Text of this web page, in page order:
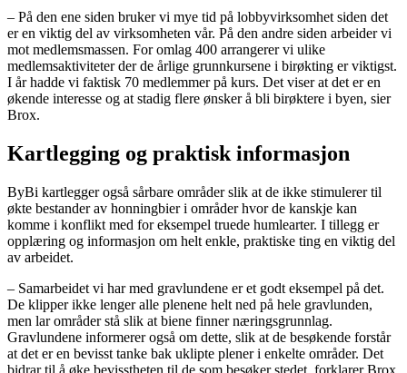
– På den ene siden bruker vi mye tid på lobbyvirksomhet siden det
er en viktig del av virksomheten vår. På den andre siden arbeider vi
mot medlemsmassen. For omlag 400 arrangerer vi ulike
medlemsaktiviteter der de årlige grunnkursene i birøkting er viktigst.
I år hadde vi faktisk 70 medlemmer på kurs. Det viser at det er en
økende interesse og at stadig flere ønsker å bli birøktere i byen, sier
Brox.
Kartlegging og praktisk informasjon
ByBi kartlegger også sårbare områder slik at de ikke stimulerer til
økte bestander av honningbier i områder hvor de kanskje kan
komme i konflikt med for eksempel truede humlearter. I tillegg er
opplæring og informasjon om helt enkle, praktiske ting en viktig del
av arbeidet.
– Samarbeidet vi har med gravlundene er et godt eksempel på det.
De klipper ikke lenger alle plenene helt ned på hele gravlunden,
men lar områder stå slik at biene finner næringsgrunnlag.
Gravlundene informerer også om dette, slik at de besøkende forstår
at det er en bevisst tanke bak uklipte plener i enkelte områder. Det